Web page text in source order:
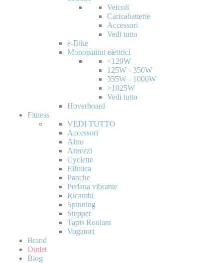
Veicoli
Caricabatterie
Accessori
Vedi tutto
e-Bike
Monopattini elettrici
<120W
125W - 350W
355W - 1000W
>1025W
Vedi tutto
Hoverboard
Fitness
VEDI TUTTO
Accessori
Altro
Attrezzi
Cyclette
Ellittica
Panche
Pedana vibrante
Ricambi
Spinning
Stepper
Tapis Roulant
Vogatori
Brand
Outlet
Blog